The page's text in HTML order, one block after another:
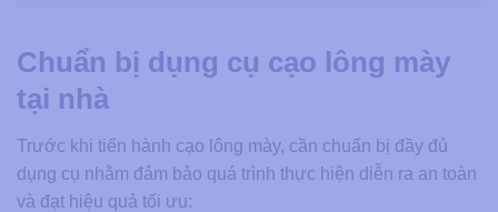
Chuẩn bị dụng cụ cạo lông mày
tại nhà
Trước khi tiến hành cạo lông mày, cần chuẩn bị đầy đủ
dụng cụ nhằm đảm bảo quá trình thực hiện diễn ra an toàn
và đạt hiệu quả tối ưu: